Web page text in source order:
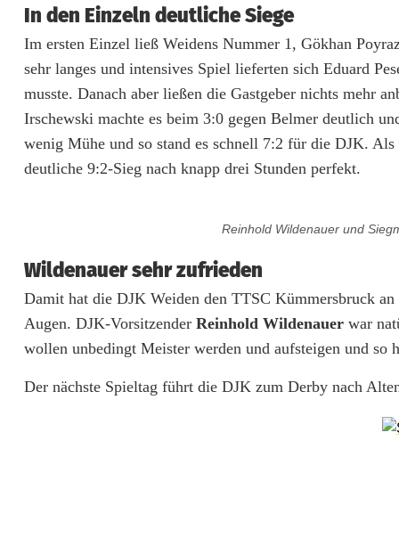
t
R
i
e
s
c
h
r
i
In den Einzeln deutliche Siege
Im ersten Einzel ließ Weidens Nummer 1, Gökhan
sehr langes und intensives Spiel lieferten sich Eduard
musste. Danach aber ließen die Gastgeber nichts mehr
Irschewski machte es beim 3:0 gegen Belmer deutlich
wenig Mühe und so stand es schnell 7:2 für die DJK.
deutliche 9:2-Sieg nach knapp drei Stunden perfekt.
Reinhold Wildenauer und
Wildenauer sehr zufrieden
Damit hat die DJK Weiden den TTSC Kümmersbruck
Augen. DJK-Vorsitzender Reinhold Wildenauer war
wollen unbedingt Meister werden und aufsteigen und so
Der nächste Spieltag führt die DJK zum Derby nach